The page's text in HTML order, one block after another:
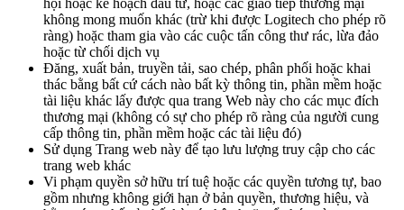
hội hoặc kế hoạch đầu tư, hoặc các giao tiếp thương mại
không mong muốn khác (trừ khi được Logitech cho phép rõ
ràng) hoặc tham gia vào các cuộc tấn công thư rác, lừa đảo
hoặc từ chối dịch vụ
Đăng, xuất bản, truyền tải, sao chép, phân phối hoặc khai
thác bằng bất cứ cách nào bất kỳ thông tin, phần mềm hoặc
tài liệu khác lấy được qua trang Web này cho các mục đích
thương mại (không có sự cho phép rõ ràng của người cung
cấp thông tin, phần mềm hoặc các tài liệu đó)
Sử dụng Trang web này để tạo lưu lượng truy cập cho các
trang web khác
Vi phạm quyền sở hữu trí tuệ hoặc các quyền tương tự, bao
gồm nhưng không giới hạn ở bản quyền, thương hiệu, và